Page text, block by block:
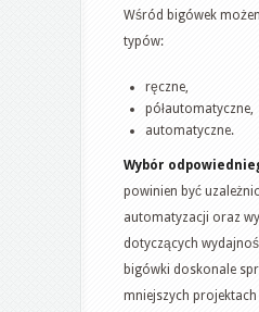
Wśród bigówek
typów:
ręczne,
półautomatyczne,
automatyczne.
Wybór
powinien być
automatyzacji oraz
dotyczących
bigówki doskonale
mniejszych projektach